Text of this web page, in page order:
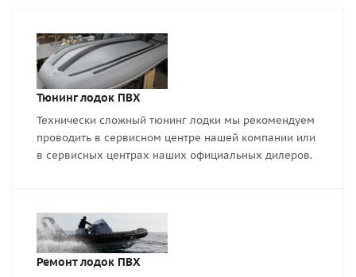
Тюнинг лодок ПВХ
Технически сложный тюнинг лодки мы рекомендуем
проводить в сервисном центре нашей компании или
в сервисных центрах наших официальных дилеров.
Ремонт лодок ПВХ